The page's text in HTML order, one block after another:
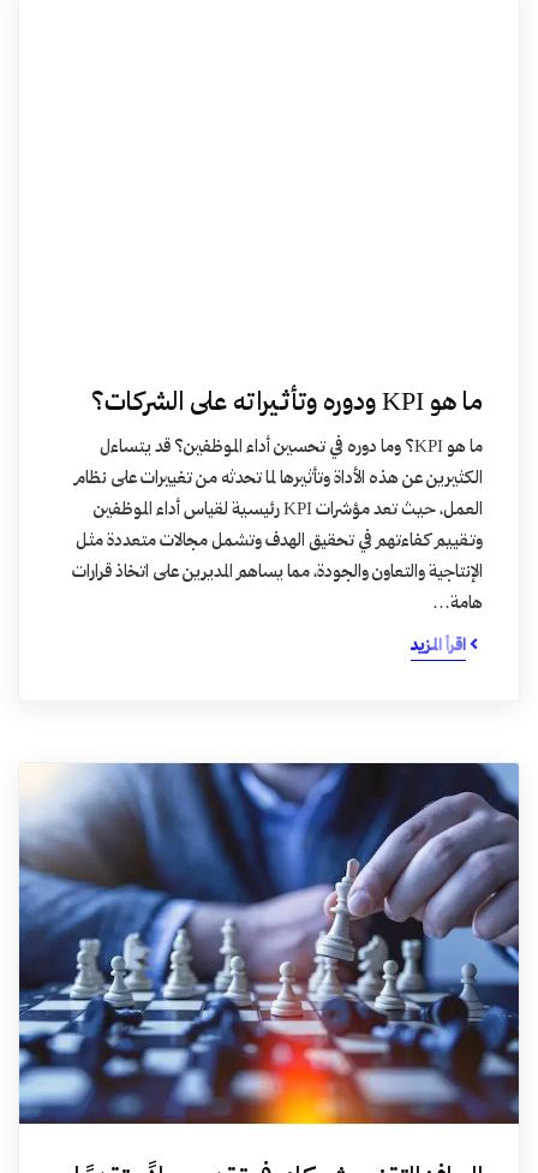
ما هو KPI ودوره وتأثيراته على الشركات؟
ما هو KPI؟ وما دوره في تحسين أداء الموظفين؟ قد يتساءل
الكثيرين عن هذه الأداة وتأثيرها لما تحدثه من تغييرات على نظام
العمل، حيث تعد مؤشرات KPI رئيسية لقياس أداء الموظفين
وتقييم كفاءتهم في تحقيق الهدف وتشمل مجالات متعددة مثل
الإنتاجية والتعاون والجودة، مما يساهم المديرين على اتخاذ قرارات
هامة…
اقرأ المزيد